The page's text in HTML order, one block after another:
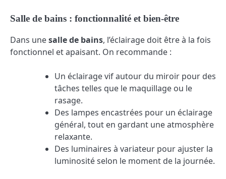
Salle de bains : fonctionnalité et bien-être
Dans unesalle de bains, l’éclairage doit être à la fois
fonctionnel et apaisant. On recommande :
Un éclairage vif autour du miroir pour des
tâches telles que le maquillage ou le
rasage.
Des lampes encastrées pour un éclairage
général, tout en gardant une atmosphère
relaxante.
Des luminaires à variateur pour ajuster la
luminosité selon le moment de la journée.